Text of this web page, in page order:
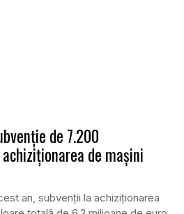
de 7.200
de mașini
an, subvenții la achiziționarea